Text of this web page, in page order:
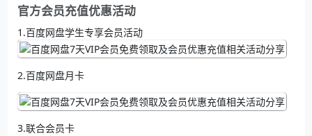
官方会员充值优惠活动
1.百度网盘学生专享会员活动
2.百度网盘月卡
3.联合会员卡